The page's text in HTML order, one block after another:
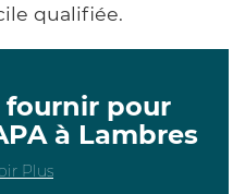
qualifiée.
fournir pour
à Lambres
Plus